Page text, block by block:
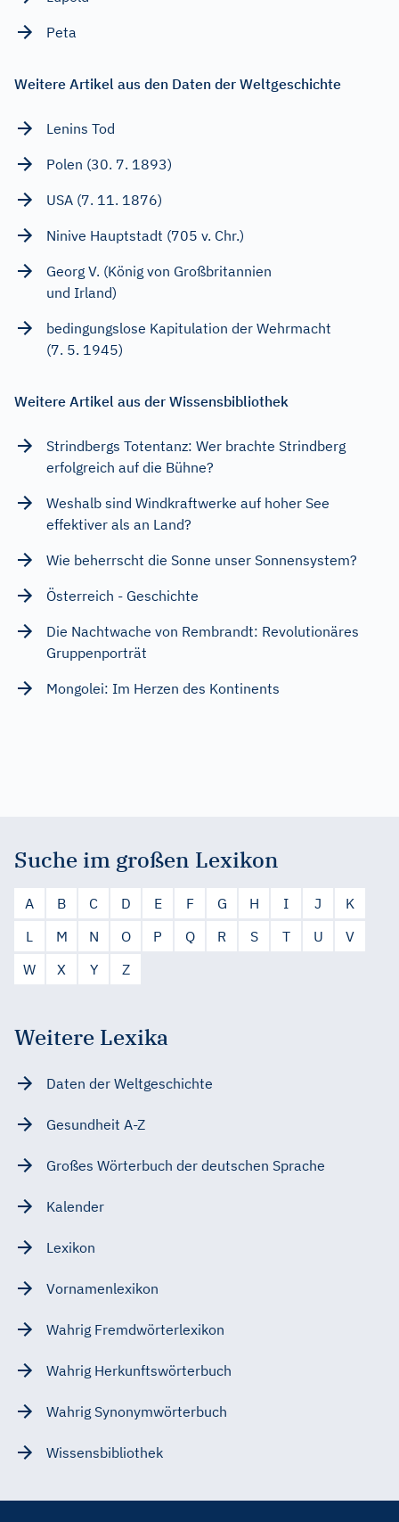
Peta
Weitere Artikel aus den Daten der Weltgeschichte
Lenins Tod
Polen (30. 7. 1893)
USA (7. 11. 1876)
Ninive Hauptstadt (705 v. Chr.)
Georg V. (König von Großbritannien
und Irland)
bedingungslose Kapitulation der Wehrmacht
(7. 5. 1945)
Weitere Artikel aus der Wissensbibliothek
Strindbergs Totentanz: Wer brachte Strindberg
erfolgreich auf die Bühne?
Weshalb sind Windkraftwerke auf hoher See
effektiver als an Land?
Wie beherrscht die Sonne unser Sonnensystem?
Österreich - Geschichte
Die Nachtwache von Rembrandt: Revolutionäres
Gruppenporträt
Mongolei: Im Herzen des Kontinents
Suche im großen Lexikon
A B C D E F G H I J
K
L
M N O P Q R S T U
V
W
X Y Z
Weitere Lexika
Daten der Weltgeschichte
Gesundheit A-Z
Großes Wörterbuch der deutschen Sprache
Kalender
Lexikon
Vornamenlexikon
Wahrig Fremdwörterlexikon
Wahrig Herkunftswörterbuch
Wahrig Synonymwörterbuch
Wissensbibliothek